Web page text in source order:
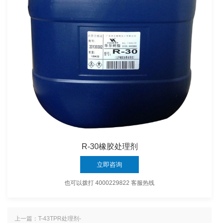
R-30橡胶处理剂
立即咨询
也可以拨打 4000229822 客服热线
上一篇：T-43TPR处理剂-